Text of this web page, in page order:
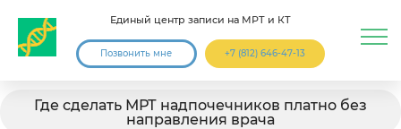
Единый центр записи на МРТ и КТ
Позвонить мне +7 (812) 646-47-13
Где сделать МРТ надпочечников платно без
направления врача